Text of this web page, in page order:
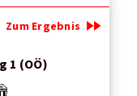
1 (OÖ)
Zum Ergebnis fast_forward